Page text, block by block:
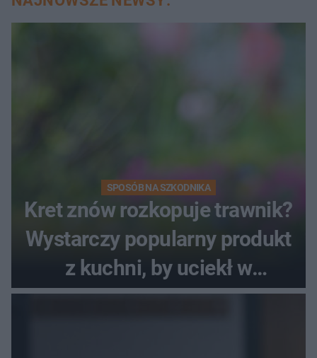
SPOSÓB NA SZKODNIKA
Kret znów rozkopuje trawnik?
Wystarczy popularny produkt
z kuchni, by uciekł w
popłochu